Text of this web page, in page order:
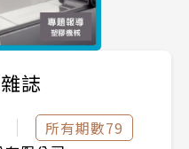
誌
所有期數79